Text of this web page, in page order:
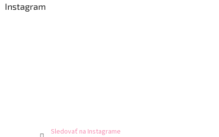
Instagram
Sledovať na Instagrame